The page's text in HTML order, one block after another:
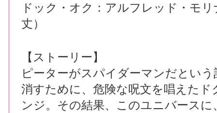
ドック・オク：アルフレッド・モ
丈）
【ストーリー】
ピーターがスパイダーマンだとい
消すために、危険な呪文を唱えたド
ンジ。その結果、このユニバースに